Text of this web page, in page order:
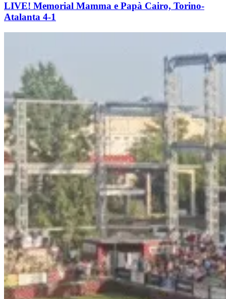
LIVE! Memorial Mamma e Papà Cairo, Torino-
Atalanta 4-1